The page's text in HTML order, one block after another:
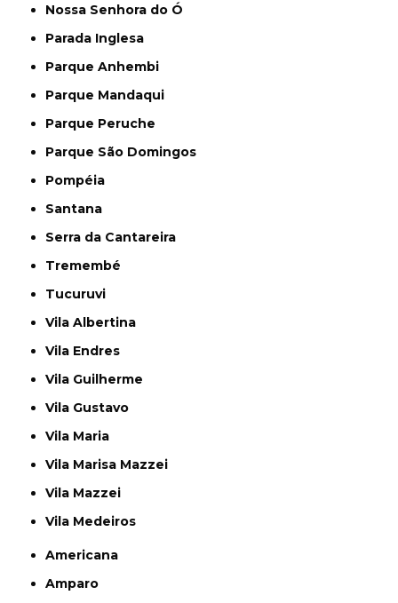
Nossa Senhora do Ó
Parada Inglesa
Parque Anhembi
Parque Mandaqui
Parque Peruche
Parque São Domingos
Pompéia
Santana
Serra da Cantareira
Tremembé
Tucuruvi
Vila Albertina
Vila Endres
Vila Guilherme
Vila Gustavo
Vila Maria
Vila Marisa Mazzei
Vila Mazzei
Vila Medeiros
Americana
Amparo